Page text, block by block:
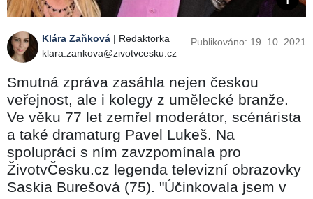
Klára Zaňková | Redaktorka
klara.zankova@zivotvcesku.cz
Publikováno: 19. 10. 2021
Smutná zpráva zasáhla nejen českou
veřejnost, ale i kolegy z umělecké branže.
Ve věku 77 let zemřel moderátor, scénárista
a také dramaturg Pavel Lukeš. Na
spolupráci s ním zavzpomínala pro
ŽivotvČesku.cz legenda televizní obrazovky
Saskia Burešová (75). "Účinkovala jsem v